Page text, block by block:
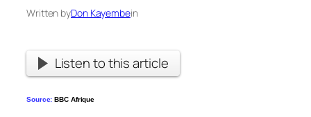
Written byDon Kayembein
Listen to this article
Source:BBC Afrique